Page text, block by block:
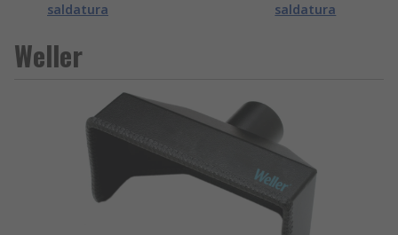
saldatura
saldatura
Weller